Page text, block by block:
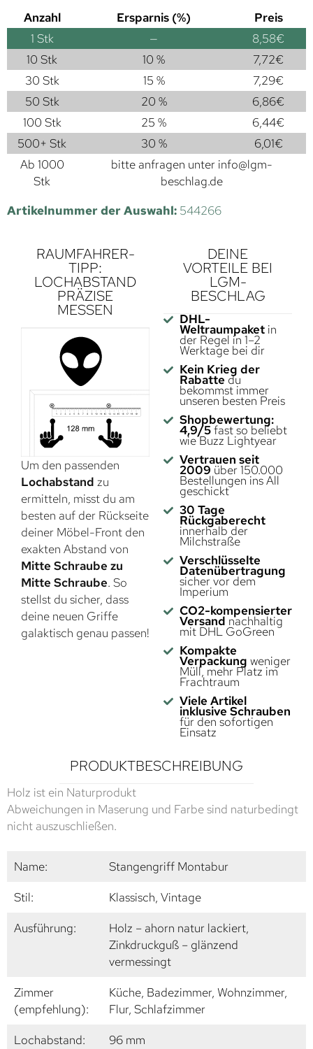
Anzahl Ersparnis (%)
Preis
1 Stk — 8,58€
10 Stk
10 % 7,72€
30 Stk
15 % 7,29€
50 Stk
20 % 6,86€
100 Stk
25 % 6,44€
500+ Stk
30 % 6,01€
Ab 1000
Stk
bitte anfragen unter info@lgm-
beschlag.de
Artikelnummer der Auswahl: 544266
RAUMFAHRER-
TIPP:
LOCHABSTAND
PRÄZISE
MESSEN
Um den passenden
Lochabstand zu
ermitteln, misst du am
besten auf der Rückseite
deiner Möbel-Front den
exakten Abstand von
Mitte Schraube zu
Mitte Schraube. So
stellst du sicher, dass
deine neuen Griffe
galaktisch genau passen!
DEINE
VORTEILE BEI
LGM-
BESCHLAG
DHL-
Weltraumpaketin
der Regel in 1–2
Werktage bei dir
Kein Krieg der
Rabatte du
bekommst immer
unseren besten Preis
Shopbewertung:
4,9/5fast so beliebt
wie Buzz Lightyear
Vertrauen seit
2009 über 150.000
Bestellungen ins All
geschickt
30 Tage
Rückgaberecht
innerhalb der
Milchstraße
Verschlüsselte
Datenübertragung
sicher vor dem
Imperium
CO2-kompensierter
Versand nachhaltig
mit DHL GoGreen
Kompakte
Verpackung weniger
Müll, mehr Platz im
Frachtraum
Viele Artikel
inklusive Schrauben
für den sofortigen
Einsatz
PRODUKTBESCHREIBUNG
Holz ist ein Naturprodukt
Abweichungen in Maserung und Farbe sind naturbedingt
nicht auszuschließen.
Name:
Stangengriff Montabur
Stil:
Klassisch, Vintage
Ausführung:
Holz – ahorn natur lackiert,
Zinkdruckguß – glänzend
vermessingt
Zimmer
(empfehlung):
Küche, Badezimmer, Wohnzimmer,
Flur, Schlafzimmer
Lochabstand:
96 mm